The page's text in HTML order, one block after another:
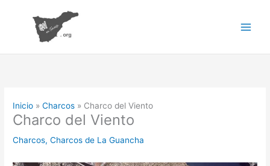
contenido
Inicio Charcos Charco del Viento
Charco del Viento
Charcos,Charcos de La Guancha